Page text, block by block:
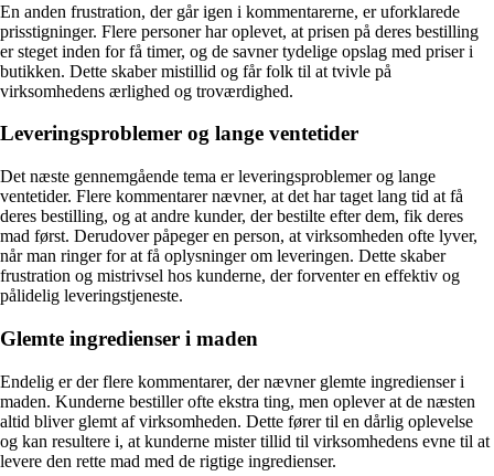
En anden frustration, der går igen i kommentarerne, er uforklarede
prisstigninger. Flere personer har oplevet, at prisen på deres bestilling
er steget inden for få timer, og de savner tydelige opslag med priser i
butikken. Dette skaber mistillid og får folk til at tvivle på
virksomhedens ærlighed og troværdighed.
Leveringsproblemer og lange ventetider
Det næste gennemgående tema er leveringsproblemer og lange
ventetider. Flere kommentarer nævner, at det har taget lang tid at få
deres bestilling, og at andre kunder, der bestilte efter dem, fik deres
mad først. Derudover påpeger en person, at virksomheden ofte lyver,
når man ringer for at få oplysninger om leveringen. Dette skaber
frustration og mistrivsel hos kunderne, der forventer en effektiv og
pålidelig leveringstjeneste.
Glemte ingredienser i maden
Endelig er der flere kommentarer, der nævner glemte ingredienser i
maden. Kunderne bestiller ofte ekstra ting, men oplever at de næsten
altid bliver glemt af virksomheden. Dette fører til en dårlig oplevelse
og kan resultere i, at kunderne mister tillid til virksomhedens evne til at
levere den rette mad med de rigtige ingredienser.